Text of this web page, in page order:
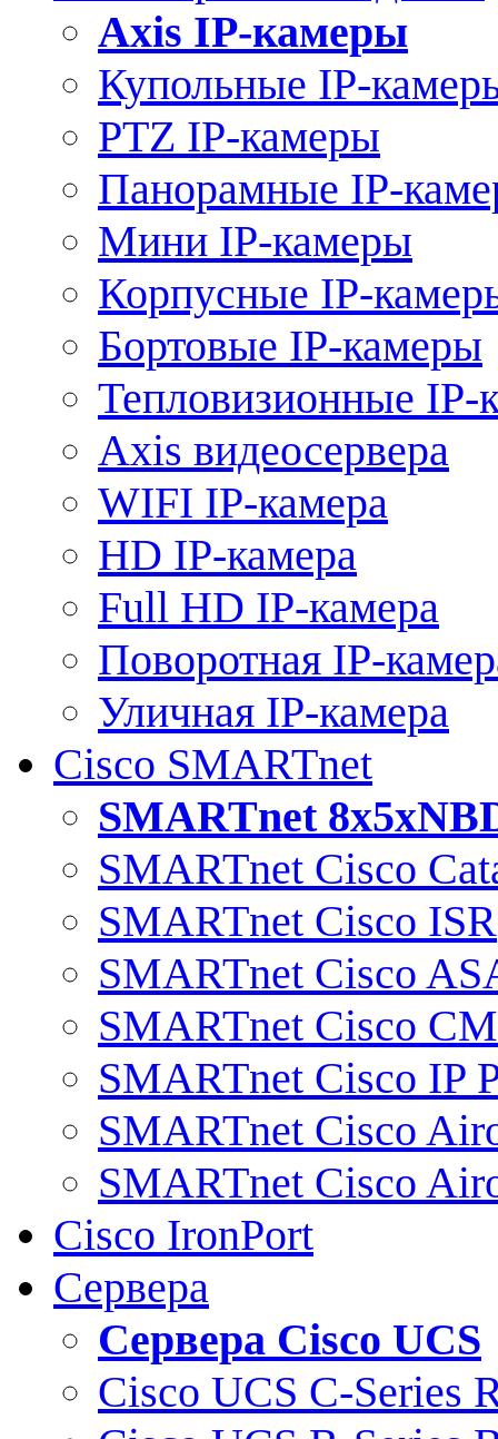
Axis IP-камеры
Купольные IP-
PTZ IP-камеры
Панорамные IP-
Мини IP-камеры
Корпусные IP-
Бортовые IP-камеры
Тепловизионные IP-
Axis видеосервера
WIFI IP-камера
HD IP-камера
Full HD IP-камера
Поворотная IP-
Уличная IP-камера
Cisco SMARTnet
SMARTnet
SMARTnet Cisco
SMARTnet Cisco ISR
SMARTnet Cisco
SMARTnet Cisco
SMARTnet Cisco IP
SMARTnet Cisco
SMARTnet Cisco
Cisco IronPort
Сервера
Сервера Cisco UCS
Cisco UCS C-Series